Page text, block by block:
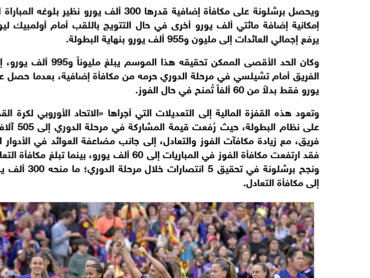
ويحصل برشلونة على مكافأة إضافية قدرها 300 ألف يورو نظير
إمكانية إضافة مائتي ألف يورو أخرى في حال التتويج باللقب أمام أولمبيك
يرفع إجمالي العائدات إلى مليون و955 ألف يورو بنهاية البطولة.
وكان الحد الأقصى الممكن تحقيقه هذا
يورو فقط بدلاً من 60 ألفاً تُمنح في حال الفوز.
وتعود هذه القفزة المالية إلى التعديلات التي أجراها «الاتحاد الأوروبي لكرة
على نظام
فريق، مع زيادة مكافآت الفوز والتعادل، إلى جانب مضاعفة العوائد في الأدوار
ونجح برشلونة في تحقيق 5
إلى مكافأة التعادل.